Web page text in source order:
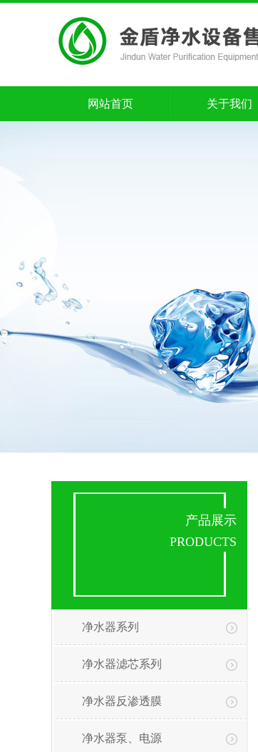
网站首页
网站首页
关于我们
产品展示
PRODUCTS
净水器系列
净水器滤芯系列
净水器反渗透膜
净水器泵、电源